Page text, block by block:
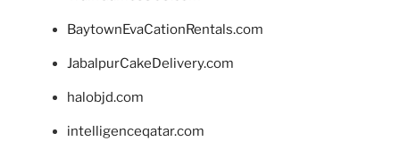
BaytownEvaCationRentals.com
JabalpurCakeDelivery.com
halobjd.com
intelligenceqatar.com